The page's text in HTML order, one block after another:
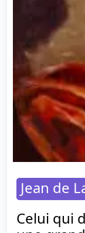
Jean de
Celui qui